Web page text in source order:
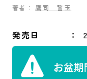
著者： 鷹司 誓玉
発売日